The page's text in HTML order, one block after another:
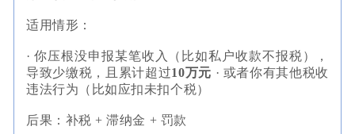
适用情形：
· 你压根没申报某笔收入（比如私户收款不报税），
导致少缴税，且累计超过10万元 · 或者你有其他税收
违法行为（比如应扣未扣个税）
后果：补税 + 滞纳金 + 罚款